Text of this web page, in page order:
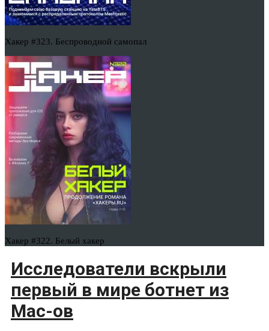
Хакер #323. Беспроводной самопал
Хакер #322. Белый хакер
Исследователи вскрыли
первый в мире ботнет из
Mac-ов